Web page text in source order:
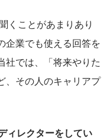
くことがあまりあり
企業でも使える回答を
社では、「将来やりた
、その人のキャリアプ
ィレクターをしてい